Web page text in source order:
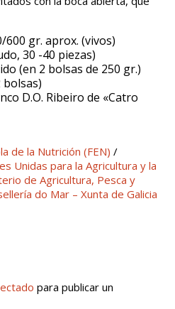
600 gr. aprox. (vivos)
30 -40 piezas)
(en 2 bolsas de 250 gr.)
bolsas)
D.O. Ribeiro de «Catro
de la Nutrición (FEN) /
Unidas para la Agricultura y la
de Agricultura, Pesca y
do Mar – Xunta de Galicia
para publicar un